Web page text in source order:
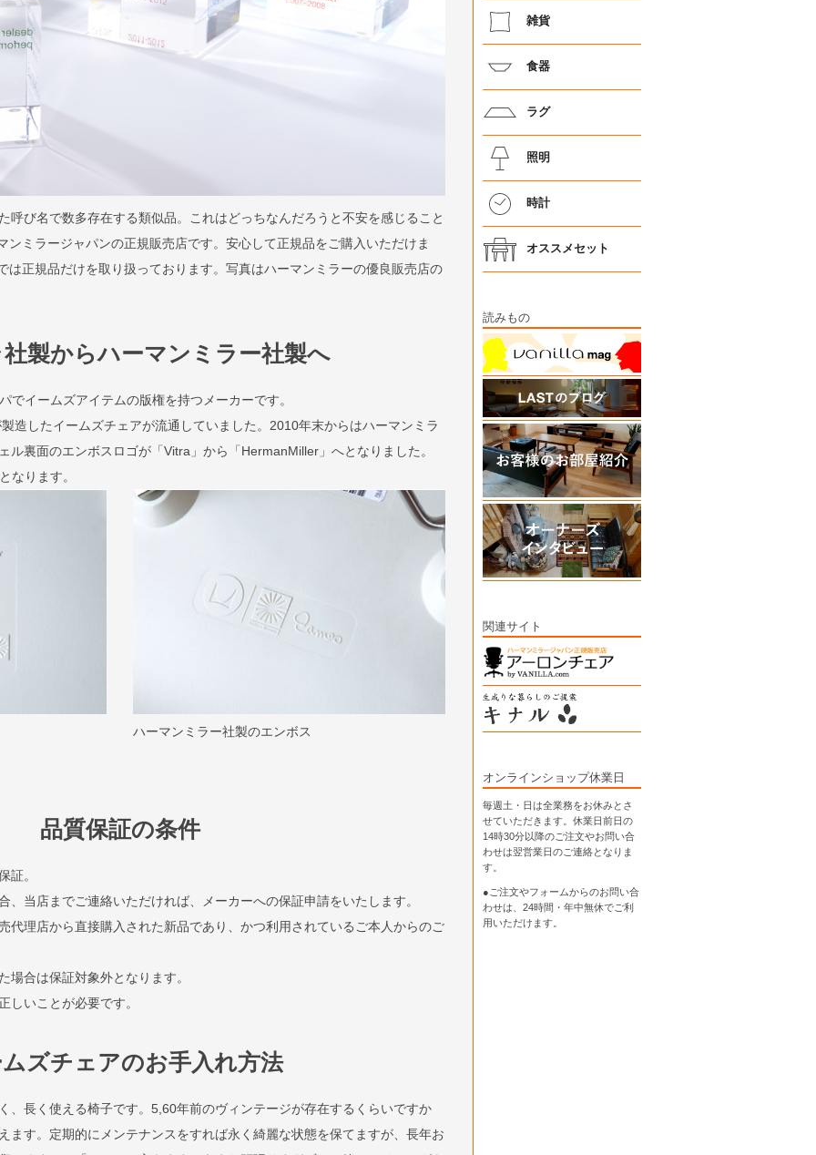
呼び名で数多存在する類似品。これはどっちなんだろうと不安を感じること
ンミラージャパンの正規販売店です。安心して正規品をご購入いただけま
は正規品だけを取り扱っております。写真はハーマンミラーの優良販売店の
製からハーマンミラー社製へ
でイームズアイテムの版権を持つメーカーです。
造したイームズチェアが流通していました。2010年末からはハーマンミラ
ル裏面のエンボスロゴが「Vitra」から「HermanMiller」へとなりました。
なります。
ハーマンミラー社製のエンボス
品質保証の条件
証。
、当店までご連絡いただければ、メーカーへの保証申請をいたします。
代理店から直接購入された新品であり、かつ利用されているご本人からのご
場合は保証対象外となります。
しいことが必要です。
ズチェアのお手入れ方法
、長く使える椅子です。5,60年前のヴィンテージが存在するくらいですか
ます。定期的にメンテナンスをすれば永く綺麗な状態を保てますが、長年お
雑貨
食器
ラグ
照明
時計
オススメセット
読みもの
関連サイト
オンラインショップ休業日
毎週土・日は全業務をお休みとさ
せていただきます。休業日前日の
14時30分以降のご注文やお問い合
わせは翌営業日のご連絡となりま
す。
●ご注文やフォームからのお問い合
わせは、 24時間・年中無休でご利
用いただけます。